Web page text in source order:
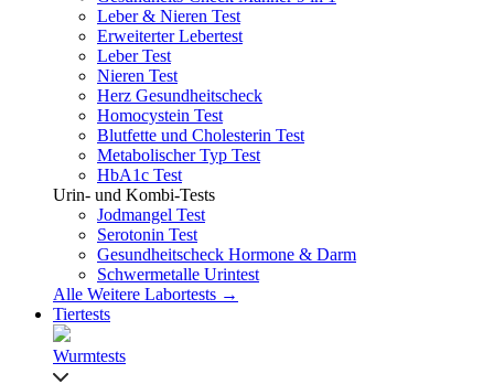
Leber & Nieren Test
Erweiterter Lebertest
Leber Test
Nieren Test
Herz Gesundheitscheck
Homocystein Test
Blutfette und Cholesterin Test
Metabolischer Typ Test
HbA1c Test
Urin- und Kombi-Tests
Jodmangel Test
Serotonin Test
Gesundheitscheck Hormone & Darm
Schwermetalle Urintest
Alle Weitere Labortests →
Tiertests
Wurmtests